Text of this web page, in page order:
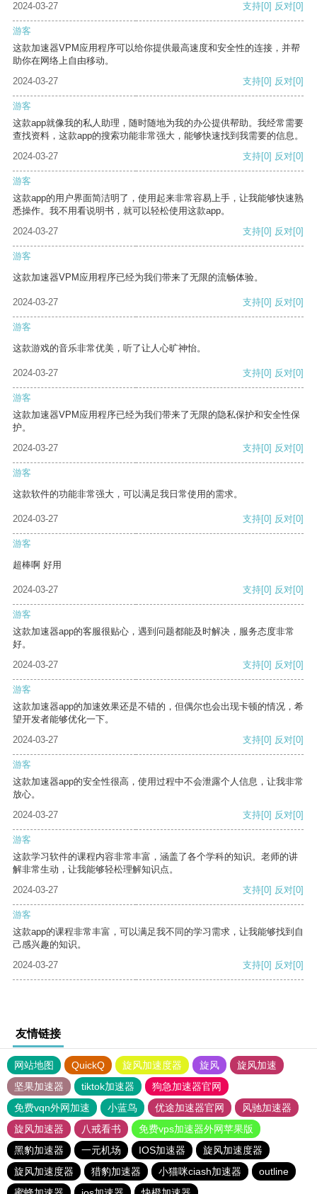
2024-03-27
支持[0] 反对[0]
游客
这款加速器VPM应用程序可以给你提供最高速度和安全性的连接，并帮
助你在网络上自由移动。
2024-03-27
支持[0] 反对[0]
游客
这款app就像我的私人助理，随时随地为我的办公提供帮助。我经常需要
查找资料，这款app的搜索功能非常强大，能够快速找到我需要的信息。
2024-03-27
支持[0] 反对[0]
游客
这款app的用户界面简洁明了，使用起来非常容易上手，让我能够快速熟
悉操作。我不用看说明书，就可以轻松使用这款app。
2024-03-27
支持[0] 反对[0]
游客
这款加速器VPM应用程序已经为我们带来了无限的流畅体验。
2024-03-27 支持[0] 反对[0]
游客
这款游戏的音乐非常优美，听了让人心旷神怡。
2024-03-27 支持[0] 反对[0]
游客
这款加速器VPM应用程序已经为我们带来了无限的隐私保护和安全性保
护。
2024-03-27
支持[0] 反对[0]
游客
这款软件的功能非常强大，可以满足我日常使用的需求。
2024-03-27 支持[0] 反对[0]
游客
超棒啊 好用
2024-03-27 支持[0] 反对[0]
游客
这款加速器app的客服很贴心，遇到问题都能及时解决，服务态度非常
好。
2024-03-27
支持[0] 反对[0]
游客
这款加速器app的加速效果还是不错的，但偶尔也会出现卡顿的情况，希
望开发者能够优化一下。
2024-03-27
支持[0] 反对[0]
游客
这款加速器app的安全性很高，使用过程中不会泄露个人信息，让我非常
放心。
2024-03-27
支持[0] 反对[0]
游客
这款学习软件的课程内容非常丰富，涵盖了各个学科的知识。老师的讲
解非常生动，让我能够轻松理解知识点。
2024-03-27
支持[0] 反对[0]
游客
这款app的课程非常丰富，可以满足我不同的学习需求，让我能够找到自
己感兴趣的知识。
2024-03-27
支持[0] 反对[0]
友情链接
网站地图 QuickQ 旋风加速度器 旋风
旋风加速
坚果加速器
tiktok加速器
狗急加速器官网
免费vqn外网加速
小蓝鸟 优途加速器官网
风驰加速器
旋风加速器
八戒看书
免费vps加速器外网苹果版
黑豹加速器
一元机场 IOS加速器
旋风加速度器
旋风加速度器
猎豹加速器 小猫咪ciash加速器
outline